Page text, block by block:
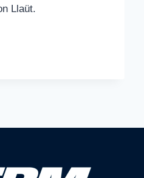
Llaüt.